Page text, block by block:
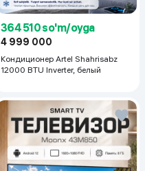
364 510 so'm/oyga
4 999 000
Кондиционер Artel Shahrisabz
12000 BTU Inverter, белый